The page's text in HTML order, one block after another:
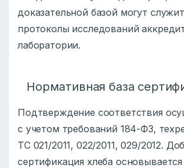
доказательной базой могут
протоколы исследований
лаборатории.
Нормативная база
Подтверждение соответствия
с учетом требований 184-ФЗ,
ТС 021/2011, 022/2011, 029/2012.
сертификация хлеба